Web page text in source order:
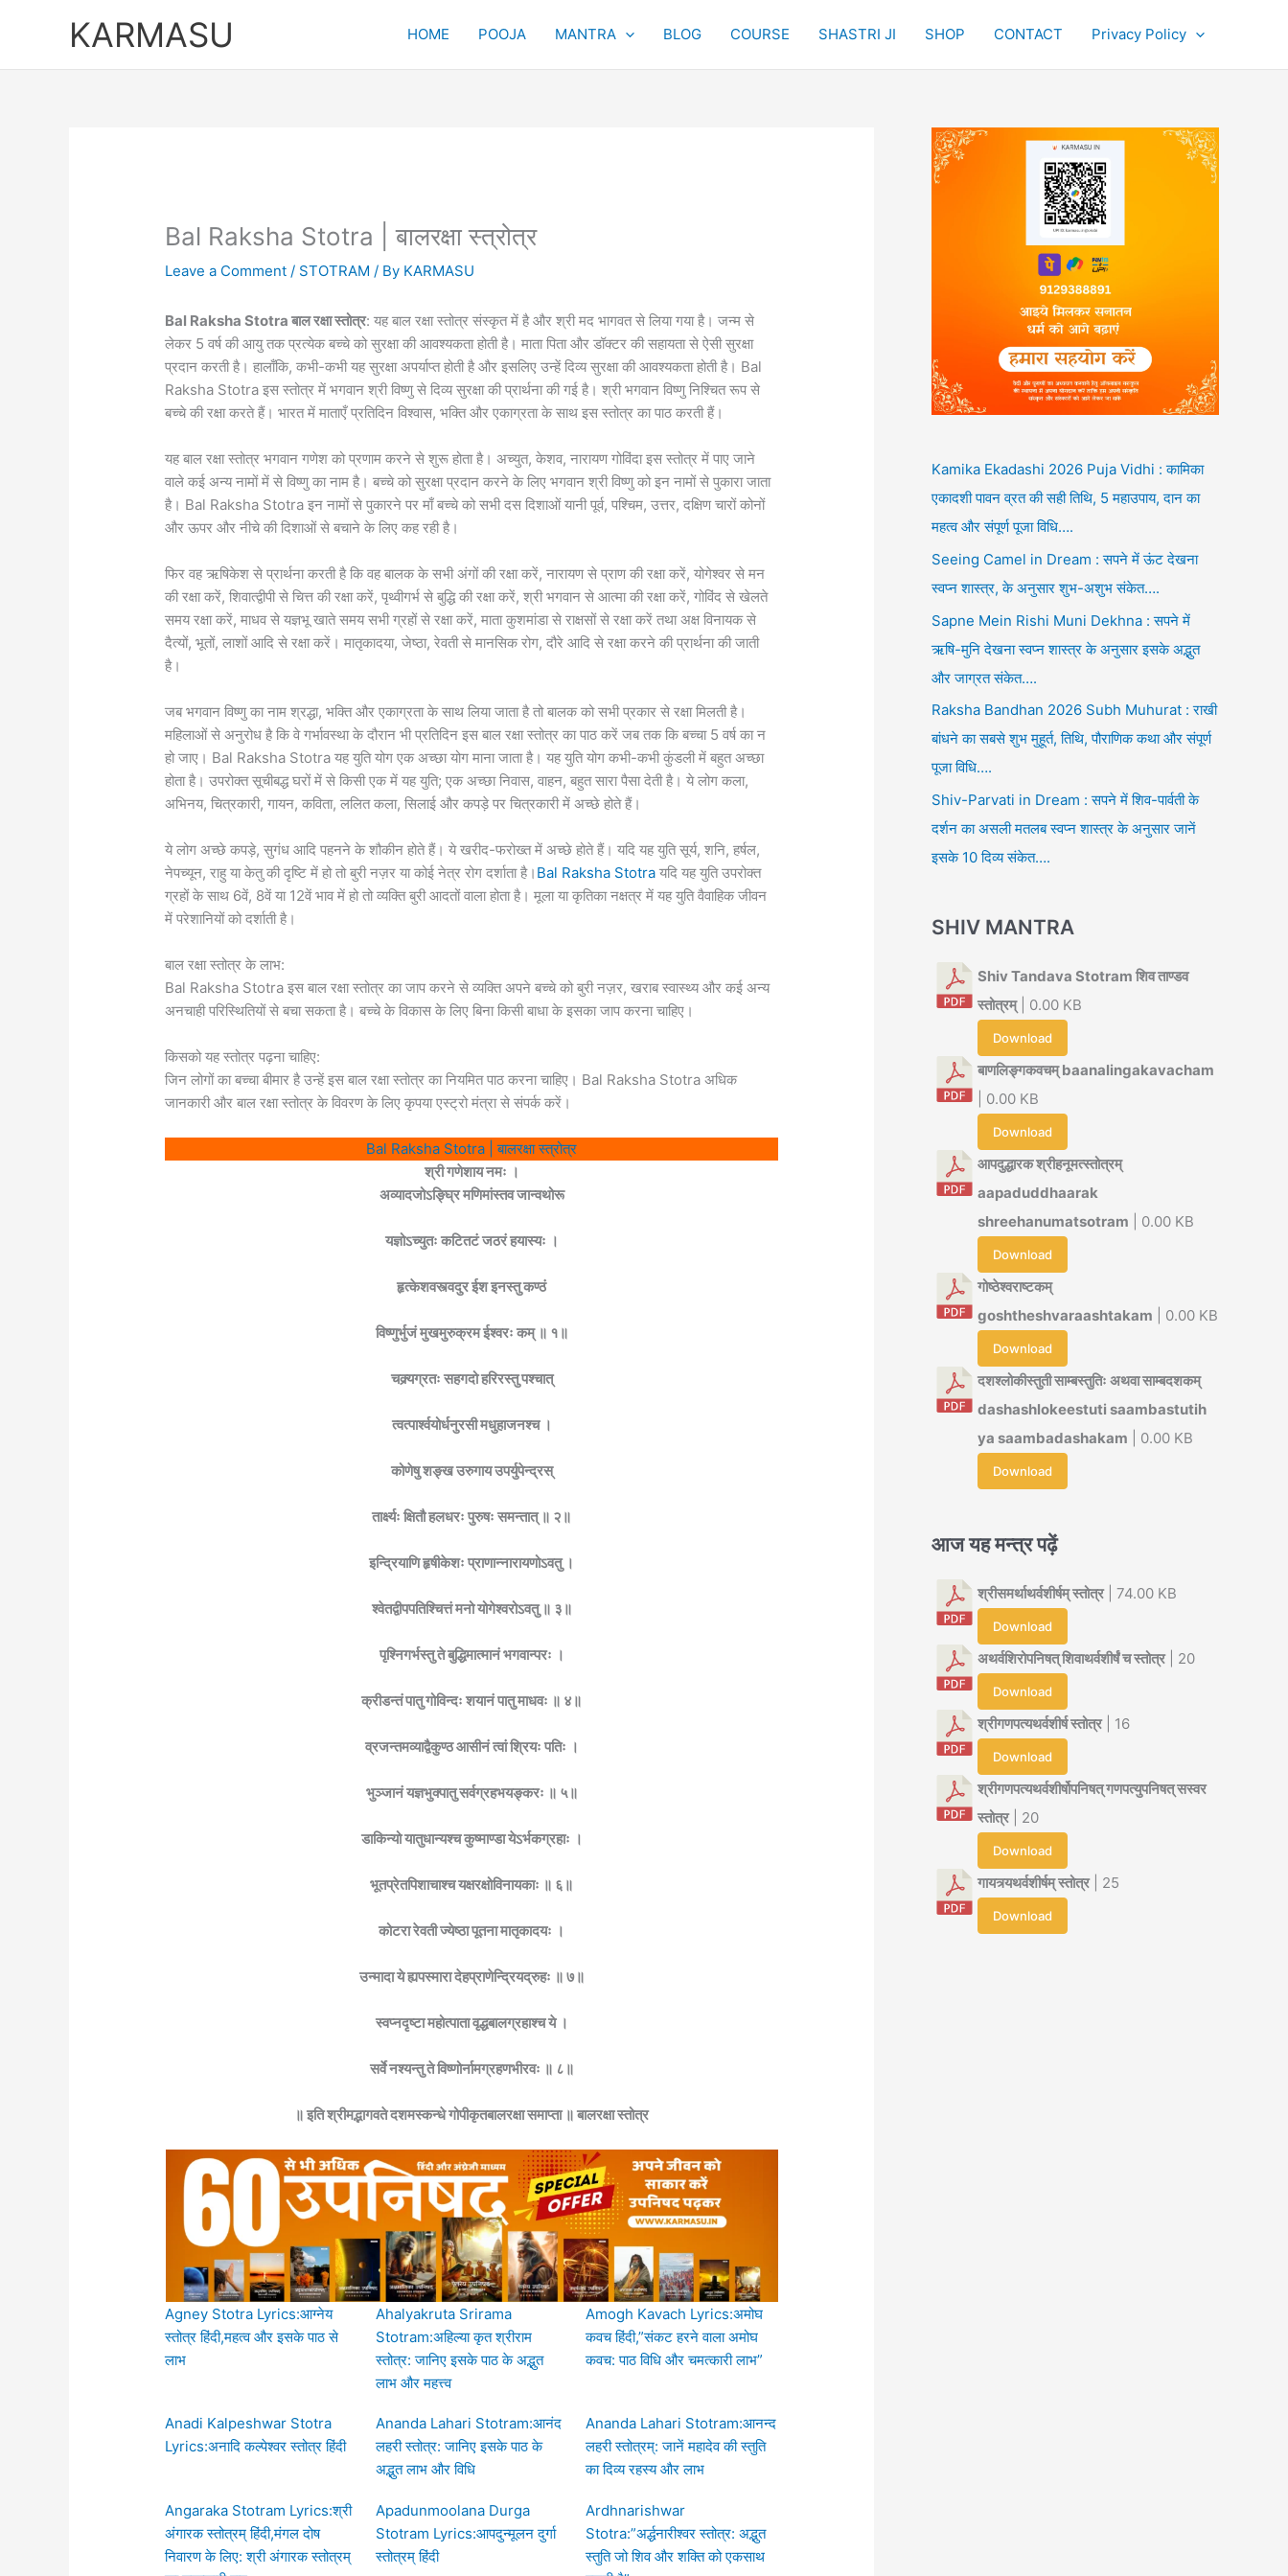
KARMASU HOME POOJA MANTRA BLOG COURSE SHASTRI JI SHOP CONTACT Privacy Policy
Bal Raksha Stotra | बालरक्षा स्त्रोत्र
Leave a Comment / STOTRAM / By KARMASU
Bal Raksha Stotra बाल रक्षा स्तोत्र: यह बाल रक्षा स्तोत्र संस्कृत में है और श्री मद भागवत से लिया गया है। जन्म से
लेकर 5 वर्ष की आयु तक प्रत्येक बच्चे को सुरक्षा की आवश्यकता होती है। माता पिता और डॉक्टर की सहायता से ऐसी सुरक्षा
प्रदान करती है। हालाँकि, कभी-कभी यह सुरक्षा अपर्याप्त होती है और इसलिए उन्हें दिव्य सुरक्षा की आवश्यकता होती है। Bal
Raksha Stotra इस स्तोत्र में भगवान श्री विष्णु से दिव्य सुरक्षा की प्रार्थना की गई है। श्री भगवान विष्णु निश्चित रूप से
बच्चे की रक्षा करते हैं। भारत में माताएँ प्रतिदिन विश्वास, भक्ति और एकाग्रता के साथ इस स्तोत्र का पाठ करती हैं।
यह बाल रक्षा स्तोत्र भगवान गणेश को प्रणाम करने से शुरू होता है। अच्युत, केशव, नारायण गोविंदा इस स्तोत्र में पाए जाने
वाले कई अन्य नामों में से विष्णु का नाम है। बच्चे को सुरक्षा प्रदान करने के लिए भगवान श्री विष्णु को इन नामों से पुकारा जाता
है। Bal Raksha Stotra इन नामों से पुकारने पर माँ बच्चे को सभी दस दिशाओं यानी पूर्व, पश्चिम, उत्तर, दक्षिण चारों कोनों
और ऊपर और नीचे की दिशाओं से बचाने के लिए कह रही है।
फिर वह ऋषिकेश से प्रार्थना करती है कि वह बालक के सभी अंगों की रक्षा करें, नारायण से प्राण की रक्षा करें, योगेश्वर से मन
की रक्षा करें, शिवात्द्वीपी से चित्त की रक्षा करें, पृथ्वीगर्भ से बुद्धि की रक्षा करें, श्री भगवान से आत्मा की रक्षा करें, गोविंद से खेलते
समय रक्षा करें, माधव से यज्ञभू खाते समय सभी ग्रहों से रक्षा करें, माता कुशमांडा से राक्षसों से रक्षा करें तथा अक्ष विनायक से
दैत्यों, भूतों, लाशों आदि से रक्षा करें। मातृकादया, जेष्ठा, रेवती से मानसिक रोग, दौरे आदि से रक्षा करने की प्रार्थना की जाती
है।
जब भगवान विष्णु का नाम श्रद्धा, भक्ति और एकाग्रता के साथ लिया जाता है तो बालक को सभी प्रकार से रक्षा मिलती है।
महिलाओं से अनुरोध है कि वे गर्भावस्था के दौरान भी प्रतिदिन इस बाल रक्षा स्तोत्र का पाठ करें जब तक कि बच्चा 5 वर्ष का न
हो जाए। Bal Raksha Stotra यह युति योग एक अच्छा योग माना जाता है। यह युति योग कभी-कभी कुंडली में बहुत अच्छा
होता है। उपरोक्त सूचीबद्ध घरों में से किसी एक में यह युति; एक अच्छा निवास, वाहन, बहुत सारा पैसा देती है। ये लोग कला,
अभिनय, चित्रकारी, गायन, कविता, ललित कला, सिलाई और कपड़े पर चित्रकारी में अच्छे होते हैं।
ये लोग अच्छे कपड़े, सुगंध आदि पहनने के शौकीन होते हैं। ये खरीद-फरोख्त में अच्छे होते हैं। यदि यह युति सूर्य, शनि, हर्षल,
नेपच्यून, राहु या केतु की दृष्टि में हो तो बुरी नज़र या कोई नेत्र रोग दर्शाता है। Bal Raksha Stotra यदि यह युति उपरोक्त
ग्रहों के साथ 6वें, 8वें या 12वें भाव में हो तो व्यक्ति बुरी आदतों वाला होता है। मूला या कृतिका नक्षत्र में यह युति वैवाहिक जीवन
में परेशानियों को दर्शाती है।
बाल रक्षा स्तोत्र के लाभ:
Bal Raksha Stotra इस बाल रक्षा स्तोत्र का जाप करने से व्यक्ति अपने बच्चे को बुरी नज़र, खराब स्वास्थ्य और कई अन्य
अनचाही परिस्थितियों से बचा सकता है। बच्चे के विकास के लिए बिना किसी बाधा के इसका जाप करना चाहिए।
किसको यह स्तोत्र पढ़ना चाहिए:
जिन लोगों का बच्चा बीमार है उन्हें इस बाल रक्षा स्तोत्र का नियमित पाठ करना चाहिए। Bal Raksha Stotra अधिक
जानकारी और बाल रक्षा स्तोत्र के विवरण के लिए कृपया एस्ट्रो मंत्रा से संपर्क करें।
Bal Raksha Stotra | बालरक्षा स्त्रोत्र
श्री गणेशाय नमः ।
अव्यादजोऽङ्घ्रि मणिमांस्तव जान्वथोरू
यज्ञोऽच्युतः कटितटं जठरं हयास्यः ।
हृत्केशवस्त्वदुर ईश इनस्तु कण्ठं
विष्णुर्भुजं मुखमुरुक्रम ईश्वरः कम् ॥ १॥
चक्र्यग्रतः सहगदो हरिरस्तु पश्चात्
त्वत्पार्श्वयोर्धनुरसी मधुहाजनश्च ।
कोणेषु शङ्ख उरुगाय उपर्युपेन्द्रस्
तार्क्ष्यः क्षितौ हलधरः पुरुषः समन्तात् ॥ २॥
इन्द्रियाणि हृषीकेशः प्राणान्नारायणोऽवतु ।
श्वेतद्वीपपतिश्चित्तं मनो योगेश्वरोऽवतु ॥ ३॥
पृश्निगर्भस्तु ते बुद्धिमात्मानं भगवान्परः ।
क्रीडन्तं पातु गोविन्दः शयानं पातु माधवः ॥ ४॥
व्रजन्तमव्याद्वैकुण्ठ आसीनं त्वां श्रियः पतिः ।
भुञ्जानं यज्ञभुक्पातु सर्वग्रहभयङ्करः ॥ ५॥
डाकिन्यो यातुधान्यश्च कुष्माण्डा येऽर्भकग्रहाः ।
भूतप्रेतपिशाचाश्च यक्षरक्षोविनायकाः ॥ ६॥
कोटरा रेवती ज्येष्ठा पूतना मातृकादयः ।
उन्मादा ये ह्यपस्मारा देहप्राणेन्द्रियद्रुहः ॥ ७॥
स्वप्नदृष्टा महोत्पाता वृद्धबालग्रहाश्च ये ।
सर्वे नश्यन्तु ते विष्णोर्नामग्रहणभीरवः ॥ ८॥
॥ इति श्रीमद्भागवते दशमस्कन्धे गोपीकृतबालरक्षा समाप्ता ॥ बालरक्षा स्तोत्र
Agney Stotra Lyrics:आग्नेय
स्तोत्र हिंदी,महत्व और इसके पाठ से
लाभ
Ahalyakruta Srirama
Stotram:अहिल्या कृत श्रीराम
स्तोत्र: जानिए इसके पाठ के अद्भुत
लाभ और महत्त्व
Amogh Kavach Lyrics:अमोघ
कवच हिंदी,”संकट हरने वाला अमोघ
कवच: पाठ विधि और चमत्कारी लाभ”
Anadi Kalpeshwar Stotra
Lyrics:अनादि कल्पेश्वर स्तोत्र हिंदी
Ananda Lahari Stotram:आनंद
लहरी स्तोत्र: जानिए इसके पाठ के
अद्भुत लाभ और विधि
Ananda Lahari Stotram:आनन्द
लहरी स्तोत्रम्: जानें महादेव की स्तुति
का दिव्य रहस्य और लाभ
Angaraka Stotram Lyrics:श्री
अंगारक स्तोत्रम् हिंदी,मंगल दोष
निवारण के लिए: श्री अंगारक स्तोत्रम्
Apadunmoolana Durga
Stotram Lyrics:आपदुन्मूलन दुर्गा
स्तोत्रम् हिंदी
Ardhnarishwar
Stotra:”अर्द्धनारीश्वर स्तोत्र: अद्भुत
स्तुति जो शिव और शक्ति को एकसाथ
Kamika Ekadashi 2026 Puja Vidhi : कामिका
एकादशी पावन व्रत की सही तिथि, 5 महाउपाय, दान का
महत्व और संपूर्ण पूजा विधि….
Seeing Camel in Dream : सपने में ऊंट देखना
स्वप्न शास्त्र, के अनुसार शुभ-अशुभ संकेत….
Sapne Mein Rishi Muni Dekhna : सपने में
ऋषि-मुनि देखना स्वप्न शास्त्र के अनुसार इसके अद्भुत
और जाग्रत संकेत….
Raksha Bandhan 2026 Subh Muhurat : राखी
बांधने का सबसे शुभ मुहूर्त, तिथि, पौराणिक कथा और संपूर्ण
पूजा विधि….
Shiv-Parvati in Dream : सपने में शिव-पार्वती के
दर्शन का असली मतलब स्वप्न शास्त्र के अनुसार जानें
इसके 10 दिव्य संकेत….
SHIV MANTRA
Shiv Tandava Stotram शिव ताण्डव
स्तोत्रम्| 0.00 KB
Download
बाणलिङ्गकवचम् baanalingakavacham
| 0.00 KB
Download
आपदुद्धारक श्रीहनूमत्स्तोत्रम्
aapaduddhaarak
shreehanumatsotram | 0.00 KB
Download
गोष्ठेश्वराष्टकम्
goshtheshvaraashtakam | 0.00 KB
Download
दशश्लोकीस्तुती साम्बस्तुतिः अथवा साम्बदशकम्
dashashlokeestuti saambastutih
ya saambadashakam | 0.00 KB
Download
आज यह मन्त्र पढ़ें
श्रीसमर्थाथर्वशीर्षम् स्तोत्र| 74.00 KB
Download
अथर्वशिरोपनिषत् शिवाथर्वशीर्षं च स्तोत्र| 20
Download
श्रीगणपत्यथर्वशीर्ष स्तोत्र| 16
Download
श्रीगणपत्यथर्वशीर्षोपनिषत् गणपत्युपनिषत् सस्वर
स्तोत्र| 20
Download
गायत्र्यथर्वशीर्षम् स्तोत्र| 25
Download